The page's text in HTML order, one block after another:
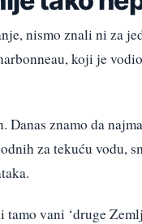
nismo znali ni za
koji je
Danas znamo da
za tekuću vodu,
vani ‘druge